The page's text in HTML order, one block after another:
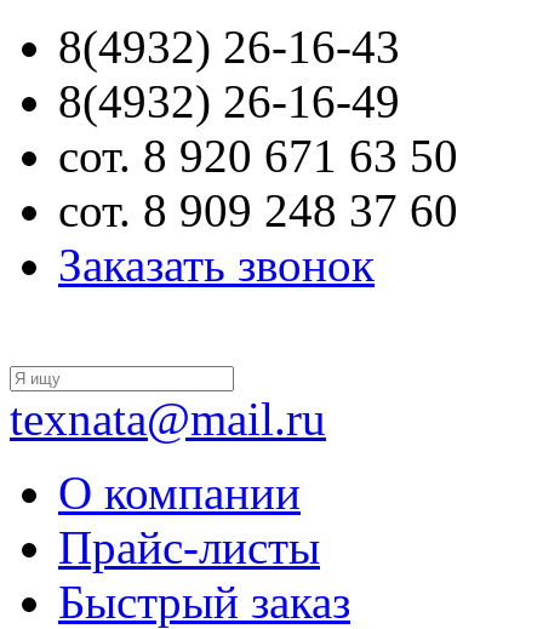
8(4932) 26-16-43
8(4932) 26-16-49
сот. 8 920 671 63 50
сот. 8 909 248 37 60
Заказать звонок
texnata@mail.ru
О компании
Прайс-листы
Быстрый заказ